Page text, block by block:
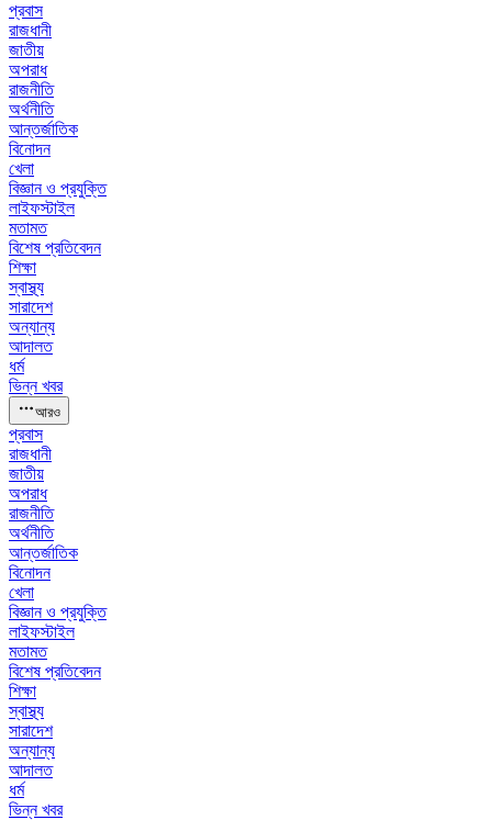
প্রবাস
রাজধানী
জাতীয়
অপরাধ
রাজনীতি
অর্থনীতি
আন্তর্জাতিক
বিনোদন
খেলা
বিজ্ঞান ও প্রযুক্তি
লাইফস্টাইল
মতামত
বিশেষ প্রতিবেদন
শিক্ষা
স্বাস্থ্য
সারাদেশ
অন্যান্য
আদালত
ধর্ম
ভিন্ন খবর
আরও
প্রবাস
রাজধানী
জাতীয়
অপরাধ
রাজনীতি
অর্থনীতি
আন্তর্জাতিক
বিনোদন
খেলা
বিজ্ঞান ও প্রযুক্তি
লাইফস্টাইল
মতামত
বিশেষ প্রতিবেদন
শিক্ষা
স্বাস্থ্য
সারাদেশ
অন্যান্য
আদালত
ধর্ম
ভিন্ন খবর